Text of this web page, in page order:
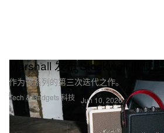
Tech & Gadgets 科技
Marshall 发布 Stockwell III 便携
作为该系列的第三次迭代之作。
Jun 10, 2026